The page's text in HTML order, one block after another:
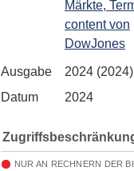
Märkte,
content von
DowJones
Ausgabe
2024
Datum
2024
NUR AN RECHNERN DER